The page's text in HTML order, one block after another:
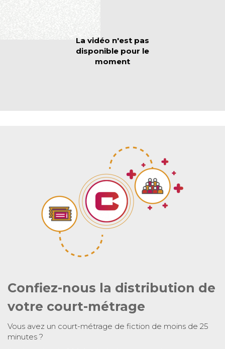
Confiez-nous la distribution de
votre court-métrage
Vous avez un court-métrage de fiction de moins de 25
minutes ?